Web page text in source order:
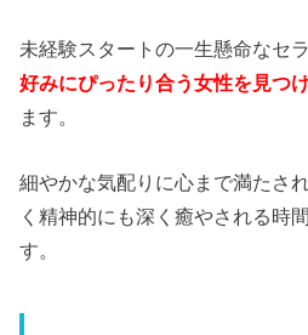
未経験スタートの一生懸命なセ
好みにぴったり合う女性を見つ
ます。
細やかな気配りに心まで満たさ
く精神的にも深く癒やされる時
す。